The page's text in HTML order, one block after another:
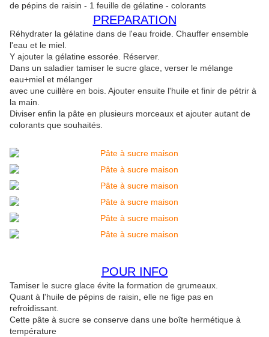
de pépins de raisin - 1 feuille de gélatine - colorants
PREPARATION
Réhydrater la gélatine dans de l'eau froide. Chauffer ensemble
l'eau et le miel.
Y ajouter la gélatine essorée. Réserver.
Dans un saladier tamiser le sucre glace, verser le mélange
eau+miel et mélanger
avec une cuillère en bois. Ajouter ensuite l'huile et finir de pétrir à
la main.
Diviser enfin la pâte en plusieurs morceaux et ajouter autant de
colorants que souhaités.
POUR INFO
Tamiser le sucre glace évite la formation de grumeaux.
Quant à l'huile de pépins de raisin, elle ne fige pas en
refroidissant.
Cette pâte à sucre se conserve dans une boîte hermétique à
température